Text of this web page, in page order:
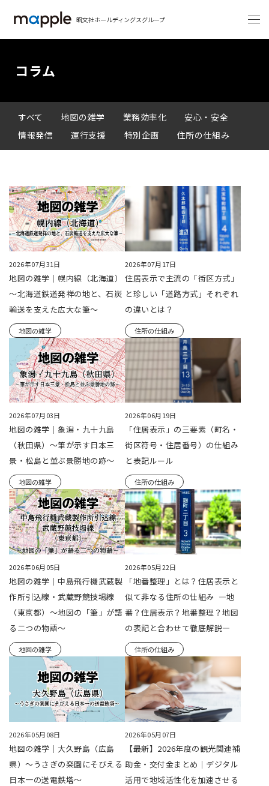
昭文社ホールディングスグループ
コラム
すべて 地図の雑学 業務効率化
安心・安全
情報発信
運行支援 特別企画 住所の仕組み
2026年07月31日
地図の雑学｜幌内線（北海道）
～北海道鉄道発祥の地と、石炭
輸送を支えた広大な筆～
地図の雑学
2026年07月17日
住居表示で主流の「街区方式」
と珍しい「道路方式」それぞれ
の違いとは？
住所の仕組み
2026年07月03日
地図の雑学｜象潟・九十九島
（秋田県）～筆が示す日本三
景・松島と並ぶ景勝地の跡～
地図の雑学
2026年06月19日
「住居表示」の三要素（町名・
街区符号・住居番号）の仕組み
と表記ルール
住所の仕組み
2026年06月05日
地図の雑学｜中島飛行機武蔵製
作所引込線・武蔵野競技場線
（東京都）～地図の「筆」が語
る二つの物語～
地図の雑学
2026年05月22日
「地番整理」とは？住居表示と
似て非なる住所の仕組み ―地
番？住居表示？地番整理？地図
の表記と合わせて徹底解説―
住所の仕組み
2026年05月08日
地図の雑学｜大久野島（広島
県）～うさぎの楽園にそびえる
日本一の送電鉄塔～
2026年05月07日
【最新】2026年度の観光関連補
助金・交付金まとめ｜デジタル
活用で地域活性化を加速させる